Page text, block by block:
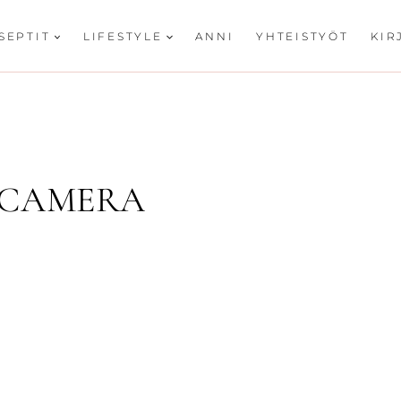
LIFESTYLE ANNI YHTEISTYÖT